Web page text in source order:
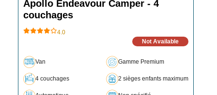
Apollo Endeavour Camper - 4
couchages
4.0
Not Available
Van Gamme Premium
4 couchages 2 sièges enfants maximum